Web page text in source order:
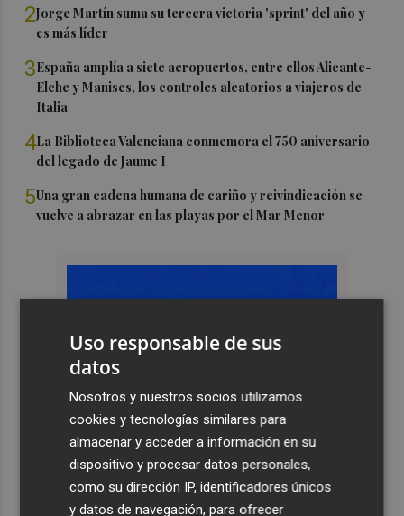
2Jorge Martín suma su tercera victoria 'sprint' del año y
es más líder
3España amplía a siete aeropuertos, entre ellos Alicante-
Elche y Manises, los controles aleatorios a viajeros de
Italia
4La Biblioteca Valenciana conmemora el 750 aniversario
del legado de Jaume I
5Una gran cadena humana de cariño y reivindicación se
vuelve a abrazar en las playas por el Mar Menor
Uso responsable de sus
datos
Nosotros y nuestros socios utilizamos
cookies y tecnologías similares para
almacenar y acceder a información en su
dispositivo y procesar datos personales,
como su dirección IP, identificadores únicos
y datos de navegación, para ofrecer